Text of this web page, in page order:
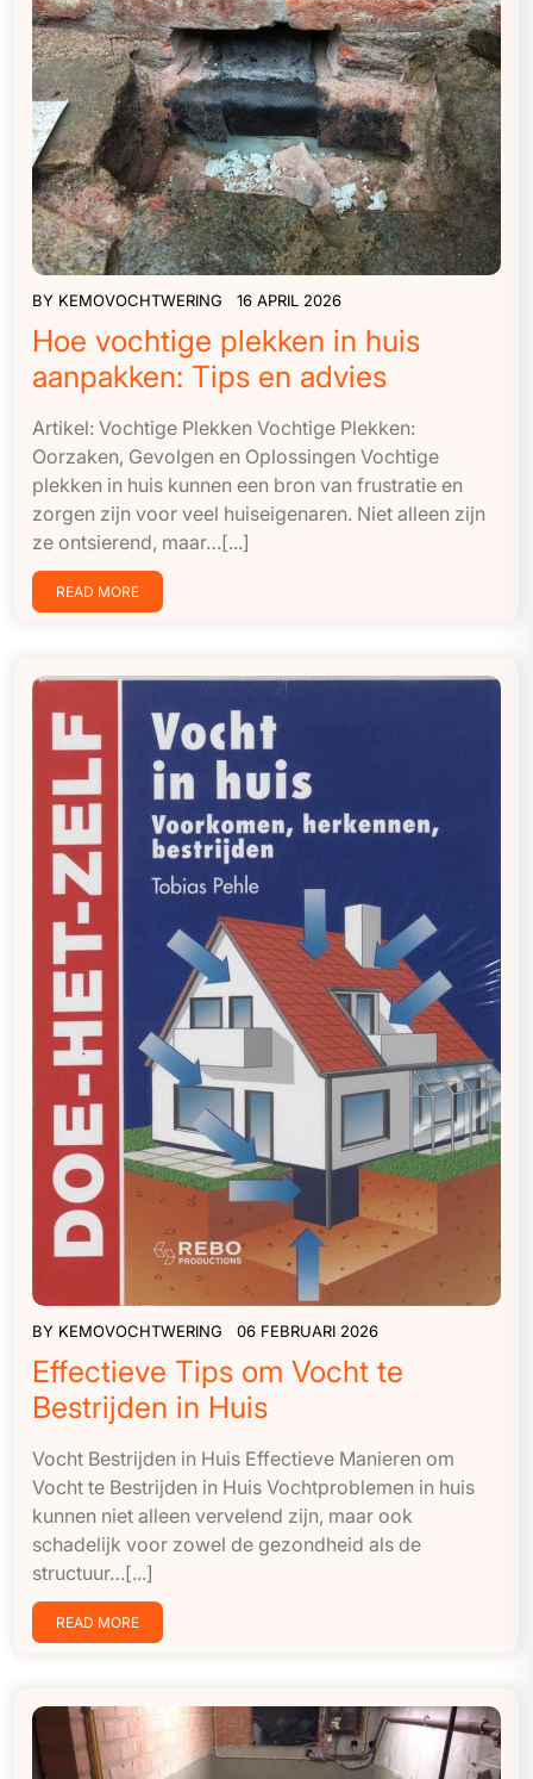
BY KEMOVOCHTWERING 16 APRIL 2026
Hoe vochtige plekken in huis
aanpakken: Tips en advies
Artikel: Vochtige Plekken Vochtige Plekken:
Oorzaken, Gevolgen en Oplossingen Vochtige
plekken in huis kunnen een bron van frustratie en
zorgen zijn voor veel huiseigenaren. Niet alleen zijn
ze ontsierend, maar…[...]
READ MORE
BY KEMOVOCHTWERING 06 FEBRUARI 2026
Effectieve Tips om Vocht te
Bestrijden in Huis
Vocht Bestrijden in Huis Effectieve Manieren om
Vocht te Bestrijden in Huis Vochtproblemen in huis
kunnen niet alleen vervelend zijn, maar ook
schadelijk voor zowel de gezondheid als de
structuur…[...]
READ MORE